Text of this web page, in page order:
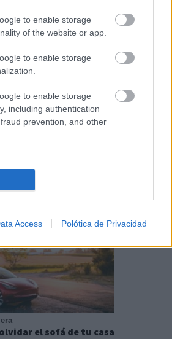
to enable storage
of the website or app.
to enable storage
to enable storage
including authentication
prevention, and other
Access Polótica de Privacidad
el sofá de tu casa